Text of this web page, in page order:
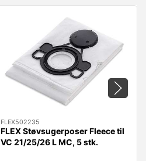
FLEX502235
FLEX Støvsugerposer Fleece til
VC 21/25/26 L MC, 5 stk.